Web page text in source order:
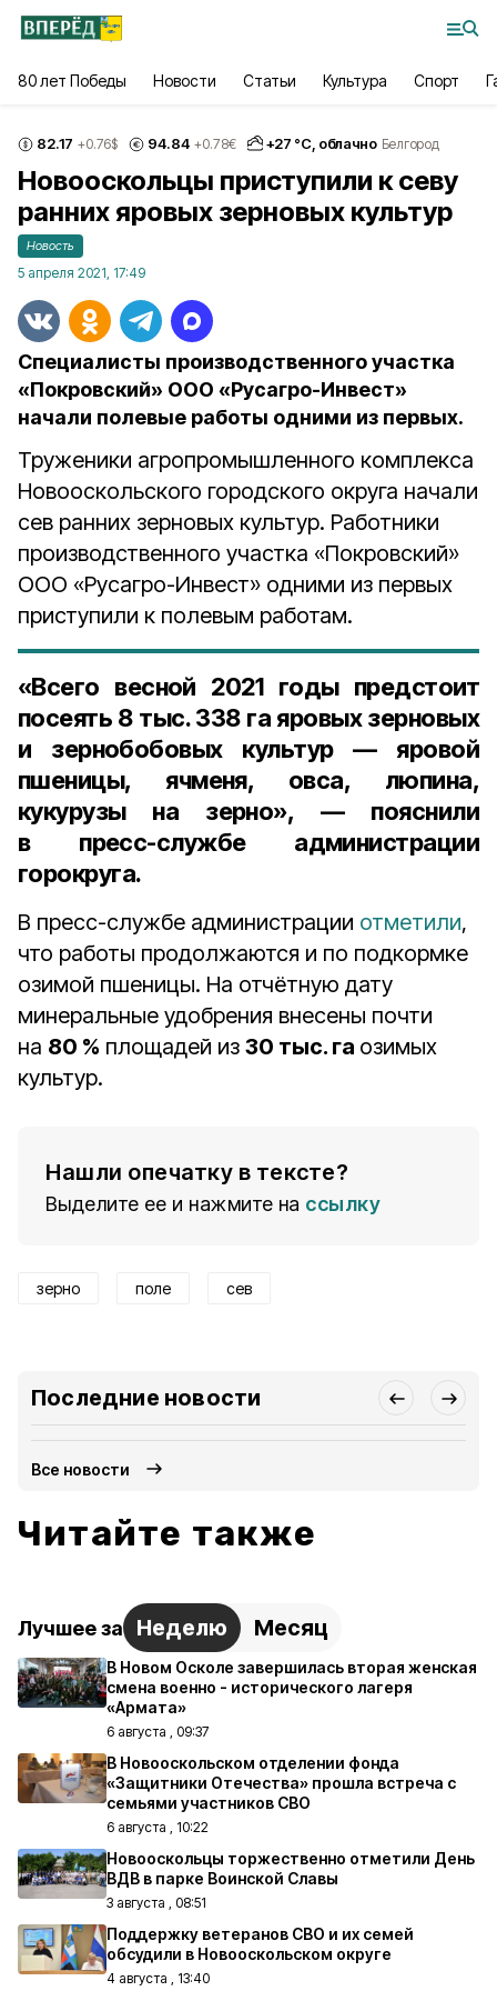
80 лет Победы Новости Статьи Культура Спорт
82.17 +0.76$ 94.84 +0.78€ +27 °С, облачно Белгород
Новооскольцы приступили к севу
ранних яровых зерновых культур
Новость
5 апреля 2021, 17:49
Специалисты производственного участка
«Покровский» ООО «Русагро-Инвест»
начали полевые работы одними из первых.
Труженики агропромышленного комплекса
Новооскольского городского округа начали
сев ранних зерновых культур. Работники
производственного участка «Покровский»
ООО «Русагро-Инвест» одними из первых
приступили к полевым работам.
«Всего весной 2021 годы предстоит
посеять 8 тыс. 338 га яровых зерновых
и зернобобовых культур — яровой
пшеницы, ячменя, овса, люпина,
кукурузы на зерно», — пояснили
в пресс-службе администрации
горокруга.
В пресс-службе администрации отметили,
что работы продолжаются и по подкормке
озимой пшеницы. На отчётную дату
минеральные удобрения внесены почти
на 80 % площадей из 30 тыс. га озимых
культур.
Нашли опечатку в тексте?
Выделите ее и нажмите на ссылку
зерно поле сев
Последние новости
Все новости
Читайте также
Лучшее за Неделю Месяц
В Новом Осколе завершилась вторая женская
смена военно - исторического лагеря
«Армата»
6 августа , 09:37
В Новооскольском отделении фонда
«Защитники Отечества» прошла встреча с
семьями участников СВО
6 августа , 10:22
Новооскольцы торжественно отметили День
ВДВ в парке Воинской Славы
3 августа , 08:51
Поддержку ветеранов СВО и их семей
обсудили в Новооскольском округе
4 августа , 13:40